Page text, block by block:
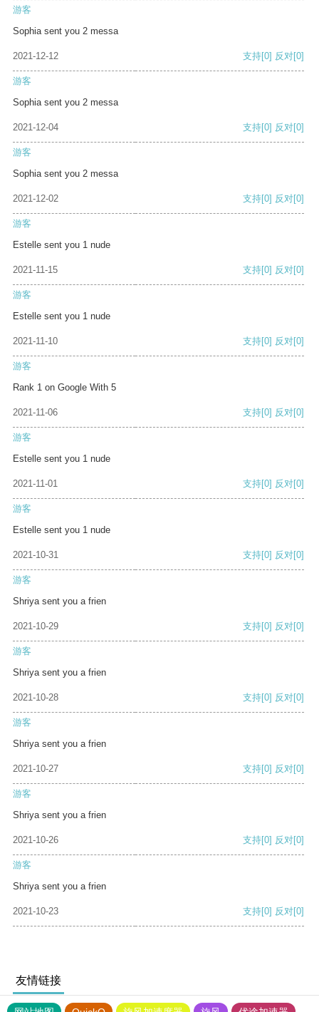
游客
Sophia sent you 2 messa
2021-12-12 支持[0] 反对[0]
游客
Sophia sent you 2 messa
2021-12-04 支持[0] 反对[0]
游客
Sophia sent you 2 messa
2021-12-02 支持[0] 反对[0]
游客
Estelle sent you 1 nude
2021-11-15 支持[0] 反对[0]
游客
Estelle sent you 1 nude
2021-11-10 支持[0] 反对[0]
游客
Rank 1 on Google With 5
2021-11-06 支持[0] 反对[0]
游客
Estelle sent you 1 nude
2021-11-01 支持[0] 反对[0]
游客
Estelle sent you 1 nude
2021-10-31 支持[0] 反对[0]
游客
Shriya sent you a frien
2021-10-29 支持[0] 反对[0]
游客
Shriya sent you a frien
2021-10-28 支持[0] 反对[0]
游客
Shriya sent you a frien
2021-10-27 支持[0] 反对[0]
游客
Shriya sent you a frien
2021-10-26 支持[0] 反对[0]
游客
Shriya sent you a frien
2021-10-23 支持[0] 反对[0]
友情链接